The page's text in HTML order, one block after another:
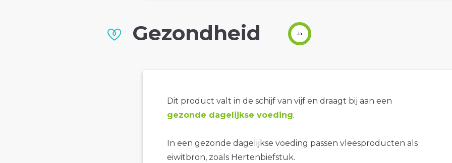
Gezondheid Ja
Dit product valt in de schijf van vijf en draagt bij aan een
gezonde dagelijkse voeding.
In een gezonde dagelijkse voeding passen vleesproducten als
eiwitbron, zoals Hertenbiefstuk.